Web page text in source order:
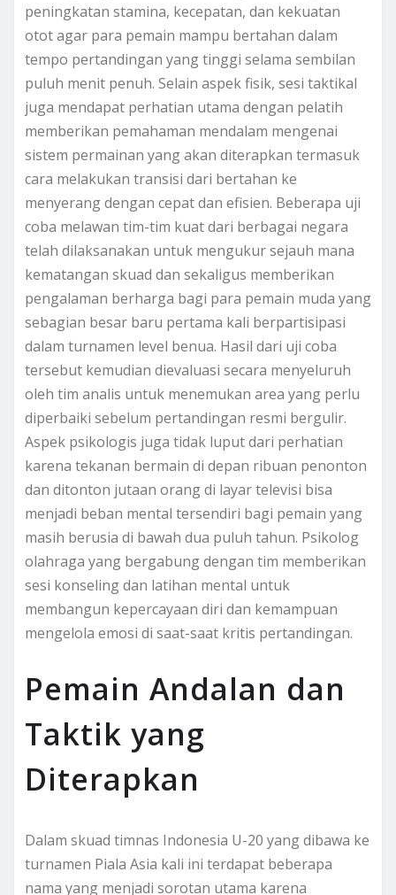
peningkatan stamina, kecepatan, dan kekuatan
otot agar para pemain mampu bertahan dalam
tempo pertandingan yang tinggi selama sembilan
puluh menit penuh. Selain aspek fisik, sesi taktikal
juga mendapat perhatian utama dengan pelatih
memberikan pemahaman mendalam mengenai
sistem permainan yang akan diterapkan termasuk
cara melakukan transisi dari bertahan ke
menyerang dengan cepat dan efisien. Beberapa uji
coba melawan tim-tim kuat dari berbagai negara
telah dilaksanakan untuk mengukur sejauh mana
kematangan skuad dan sekaligus memberikan
pengalaman berharga bagi para pemain muda yang
sebagian besar baru pertama kali berpartisipasi
dalam turnamen level benua. Hasil dari uji coba
tersebut kemudian dievaluasi secara menyeluruh
oleh tim analis untuk menemukan area yang perlu
diperbaiki sebelum pertandingan resmi bergulir.
Aspek psikologis juga tidak luput dari perhatian
karena tekanan bermain di depan ribuan penonton
dan ditonton jutaan orang di layar televisi bisa
menjadi beban mental tersendiri bagi pemain yang
masih berusia di bawah dua puluh tahun. Psikolog
olahraga yang bergabung dengan tim memberikan
sesi konseling dan latihan mental untuk
membangun kepercayaan diri dan kemampuan
mengelola emosi di saat-saat kritis pertandingan.
Pemain Andalan dan
Taktik yang
Diterapkan
Dalam skuad timnas Indonesia U-20 yang dibawa ke
turnamen Piala Asia kali ini terdapat beberapa
nama yang menjadi sorotan utama karena